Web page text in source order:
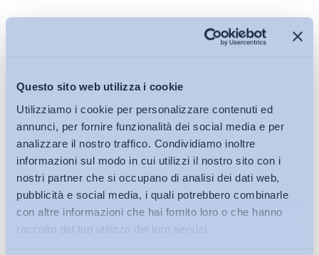
Questo sito web utilizza i cookie
Utilizziamo i cookie per personalizzare contenuti ed
annunci, per fornire funzionalità dei social media e per
analizzare il nostro traffico. Condividiamo inoltre
informazioni sul modo in cui utilizzi il nostro sito con i
nostri partner che si occupano di analisi dei dati web,
pubblicità e social media, i quali potrebbero combinarle
con altre informazioni che hai fornito loro o che hanno
raccolto dal tuo utilizzo dei loro servizi.
Iscriviti alla Newsletter